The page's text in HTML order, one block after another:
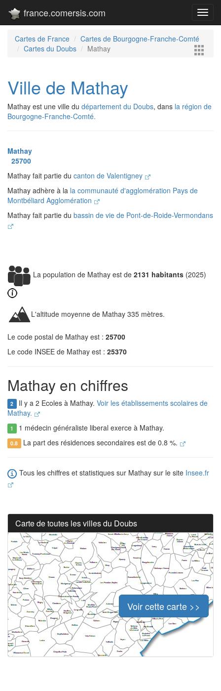
france.comersis.com
Cartes de France
Cartes de Bourgogne-Franche-Comté
Cartes du Doubs
Mathay
Ville de Mathay
Mathay est une ville du département du Doubs, dans la région de
Bourgogne-Franche-Comté.
Mathay
25700
Mathay fait partie du canton de Valentigney
Mathay adhère à la la communauté d'agglomération Pays de
Montbéliard Agglomération
Mathay fait partie du bassin de vie de Pont-de-Roide-Vermondans
La population de Mathay est de 2131 habitants (2025)
L'altitude moyenne de Mathay 335 mètres.
Le code postal de Mathay est : 25700
Le code INSEE de Mathay est : 25370
Mathay en chiffres
2 Il y a 2 Ecoles à Mathay. Voir les établissements scolaires de
Mathay.
1 1 médecin généraliste liberal exerce à Mathay.
0.8 La part des résidences secondaires est de 0.8 %.
Tous les chiffres et statistiques sur Mathay sur le site Insee.fr
Carte de toutes les villes du Doubs
Voir cette carte >>